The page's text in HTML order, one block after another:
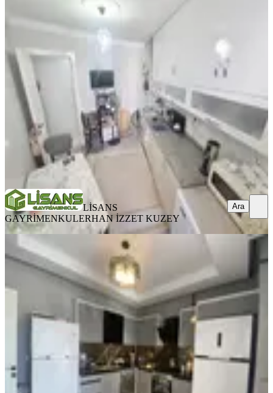
Sevenler Pas.civ.sitede İçi Yapılı
K.mutfak 3+1 Ext.daire Kaçmaz
Seyhan, Pınar Mahallesi
3+1·170 m² 4. Kat
3.730.000 ₺
LİSANS GAYRİMENKUL ERHAN İZZET KUZEY
LİSANS
GAYRİMENKULERHAN İZZET KUZEY
Ara
Emr'den Aydınlar'da 4+1 Lüks
Havuzlu Güvenlikli Site Satılık
Seyhan, Aydınlar Mahallesi
4+1·145 m² ·2. Kat 06.08.2026
EMR EMLAK GAYRİMENKUL EMİRHAN GÖÇER